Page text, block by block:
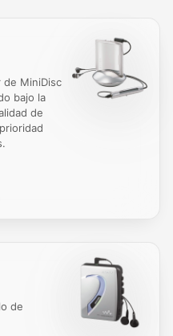
de MiniDisc
bajo la
de
de